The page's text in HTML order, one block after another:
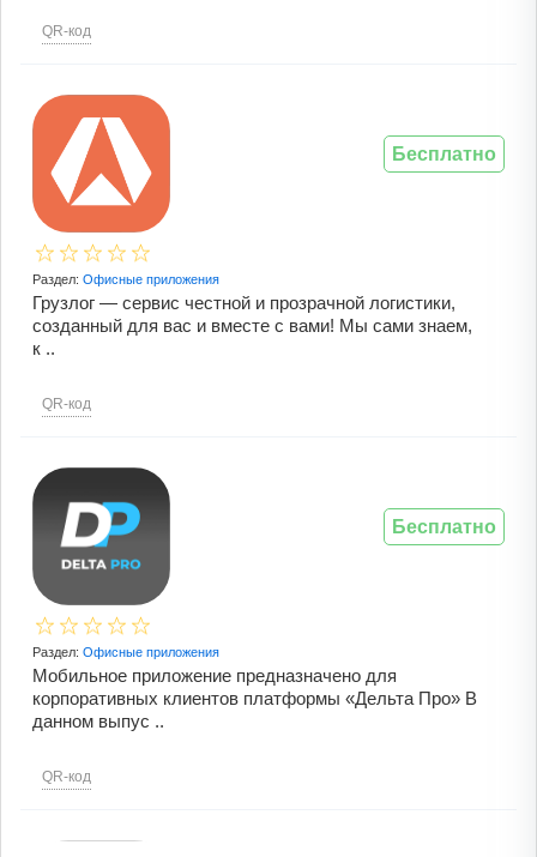
QR-код
Раздел: Офисные приложения
Грузлог — сервис честной и прозрачной логистики,
созданный для вас и вместе с вами! Мы сами знаем,
к ..
QR-код
Бесплатно
Раздел: Офисные приложения
Мобильное приложение предназначено для
корпоративных клиентов платформы «Дельта Про» В
данном выпус ..
QR-код
Бесплатно